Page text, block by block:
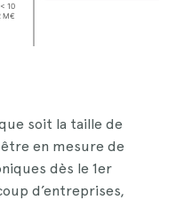
10
M€
soit la taille de
en mesure de
dès le 1er
d’entreprises,